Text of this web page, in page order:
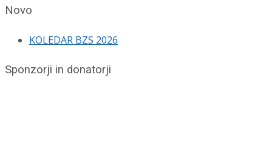
Novo
KOLEDAR BZS 2026
Sponzorji in donatorji